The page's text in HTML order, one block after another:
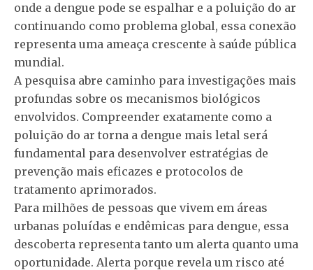
onde a dengue pode se espalhar e a poluição do ar
continuando como problema global, essa conexão
representa uma ameaça crescente à saúde pública
mundial.
A pesquisa abre caminho para investigações mais
profundas sobre os mecanismos biológicos
envolvidos. Compreender exatamente como a
poluição do ar torna a dengue mais letal será
fundamental para desenvolver estratégias de
prevenção mais eficazes e protocolos de
tratamento aprimorados.
Para milhões de pessoas que vivem em áreas
urbanas poluídas e endêmicas para dengue, essa
descoberta representa tanto um alerta quanto uma
oportunidade. Alerta porque revela um risco até